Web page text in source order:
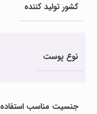
کشور تولید کننده
نوع پوست
جنسیت مناسب استفاده